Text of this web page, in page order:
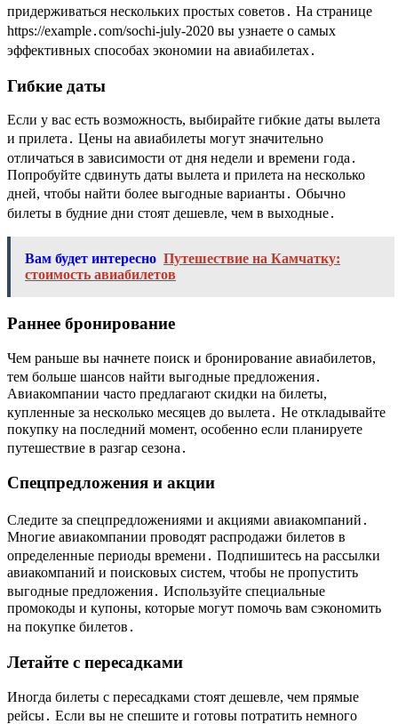
придерживаться нескольких простых советов․ На странице
https://example․com/sochi-july-2020 вы узнаете о самых
эффективных способах экономии на авиабилетах․
Гибкие даты
Если у вас есть возможность, выбирайте гибкие даты вылета
и прилета․ Цены на авиабилеты могут значительно
отличаться в зависимости от дня недели и времени года․
Попробуйте сдвинуть даты вылета и прилета на несколько
дней, чтобы найти более выгодные варианты․ Обычно
билеты в будние дни стоят дешевле, чем в выходные․
Вам будет интересно Путешествие на Камчатку:
стоимость авиабилетов
Раннее бронирование
Чем раньше вы начнете поиск и бронирование авиабилетов,
тем больше шансов найти выгодные предложения․
Авиакомпании часто предлагают скидки на билеты,
купленные за несколько месяцев до вылета․ Не откладывайте
покупку на последний момент, особенно если планируете
путешествие в разгар сезона․
Спецпредложения и акции
Следите за спецпредложениями и акциями авиакомпаний․
Многие авиакомпании проводят распродажи билетов в
определенные периоды времени․ Подпишитесь на рассылки
авиакомпаний и поисковых систем, чтобы не пропустить
выгодные предложения․ Используйте специальные
промокоды и купоны, которые могут помочь вам сэкономить
на покупке билетов․
Летайте с пересадками
Иногда билеты с пересадками стоят дешевле, чем прямые
рейсы․ Если вы не спешите и готовы потратить немного